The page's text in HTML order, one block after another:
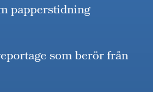
papperstidning
som berör från